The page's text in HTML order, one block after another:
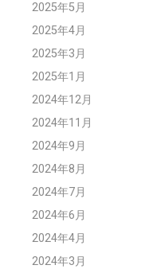
2025年5月
2025年4月
2025年3月
2025年1月
2024年12月
2024年11月
2024年9月
2024年8月
2024年7月
2024年6月
2024年4月
2024年3月